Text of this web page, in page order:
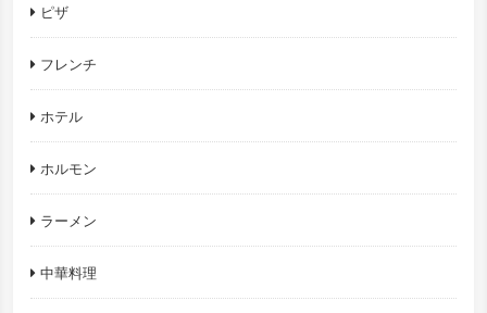
ピザ
フレンチ
ホテル
ホルモン
ラーメン
中華料理